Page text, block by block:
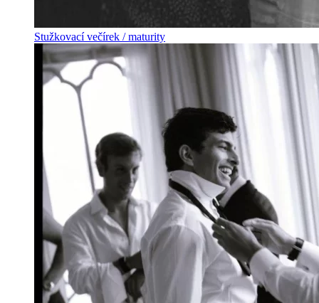
Stužkovací večírek / maturity